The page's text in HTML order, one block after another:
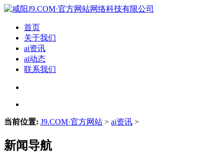
首页
关于我们
ai资讯
ai动态
联系我们
当前位置: J9.COM·官方网站 > ai资讯 >
新闻导航